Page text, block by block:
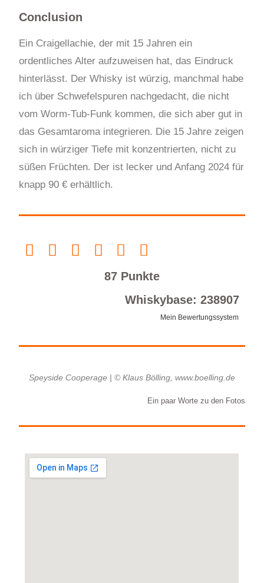
Conclusion
Ein Craigellachie, der mit 15 Jahren ein
ordentliches Alter aufzuweisen hat, das Eindruck
hinterlässt. Der Whisky ist würzig, manchmal habe
ich über Schwefelspuren nachgedacht, die nicht
vom Worm-Tub-Funk kommen, die sich aber gut in
das Gesamtaroma integrieren. Die 15 Jahre zeigen
sich in würziger Tiefe mit konzentrierten, nicht zu
süßen Früchten. Der ist lecker und Anfang 2024 für
knapp 90 € erhältlich.
87 Punkte
Whiskybase: 238907
Mein Bewertungssystem
Speyside Cooperage | © Klaus Bölling, www.boelling.de
Ein paar Worte zu den Fotos